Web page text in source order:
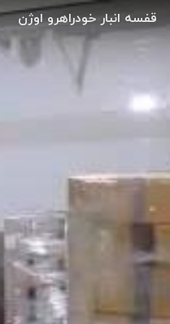
قفسه انبار خودراهرو اوژن